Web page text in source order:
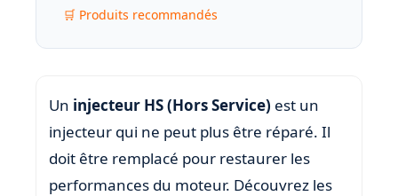
🛒 Produits recommandés
Un injecteur HS (Hors Service) est un
injecteur qui ne peut plus être réparé. Il
doit être remplacé pour restaurer les
performances du moteur. Découvrez les